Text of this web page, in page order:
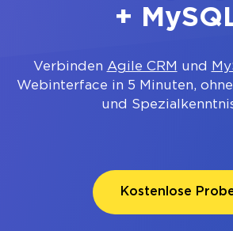
+
Verbinden Agile CRM und
Webinterface in 5 Minuten,
und
Kostenlose